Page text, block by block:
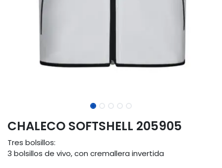
CHALECO SOFTSHELL 205905
Tres bolsillos:
3 bolsillos de vivo, con cremallera invertida